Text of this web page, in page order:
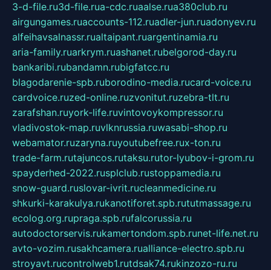
3-d-file.ru3d-file.rua-cdc.ruaalse.rua380club.ru
airgungames.ruaccounts-112.ruadler-jun.ruadonyev.ru
alfeihavsalnassr.rualtaipant.ruargentinamia.ru
aria-family.ruarkrym.ruashanet.rubelgorod-day.ru
bankaribi.rubandamn.rubigfatcc.ru
blagodarenie-spb.ruborodino-media.rucard-voice.ru
cardvoice.ruzed-online.ruzvonitut.ruzebra-tlt.ru
zarafshan.ruyork-life.ruvintovoykompressor.ru
vladivostok-map.ruvlknrussia.ruwasabi-shop.ru
webamator.ruzaryna.ruyoutubefree.rux-ton.ru
trade-farm.rutajuncos.rutaksu.rutor-lyubov-i-grom.ru
spayderhed-2022.rusplclub.rustoppamedia.ru
snow-guard.ruslovar-ivrit.rucleanmedicine.ru
shkurki-karakulya.rukanotiforet.spb.rututmassage.ru
ecolog.org.rupraga.spb.rufalcorussia.ru
autodoctorservis.rukamertondom.spb.runet-life.net.ru
avto-vozim.rusakhcamera.rualliance-electro.spb.ru
stroyavt.rucontrolweb1.rutdsak74.rukinzozo-ru.ru